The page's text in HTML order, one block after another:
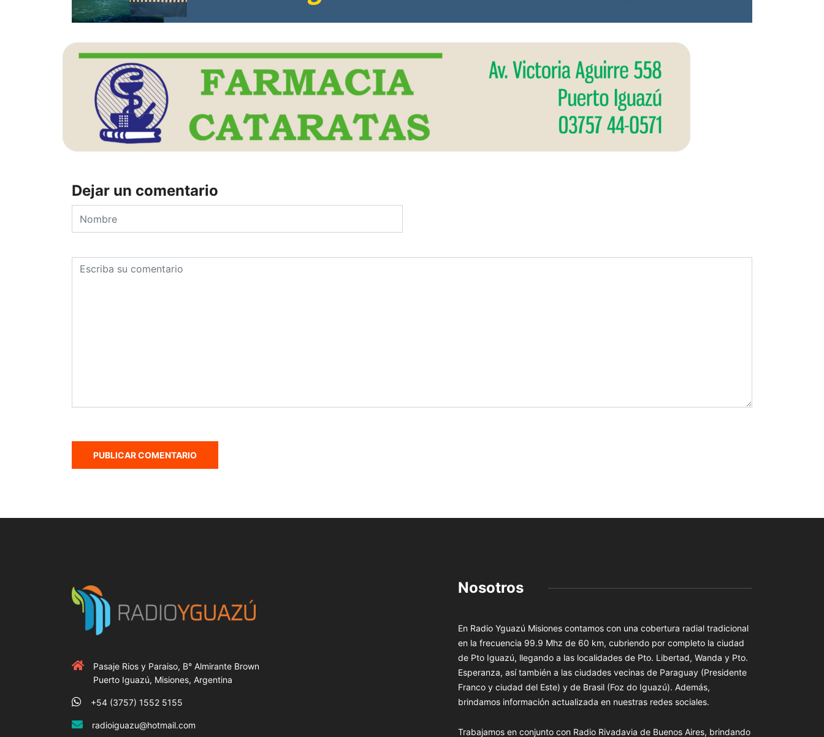
Dejar un comentario
Pasaje Rios y Paraiso, B° Almirante Brown
Puerto Iguazú, Misiones, Argentina
+54 (3757) 1552 5155
radioiguazu@hotmail.com
Nosotros
En Radio Yguazú Misiones contamos con una cobertura radial tradicional
en la frecuencia 99.9 Mhz de 60 km, cubriendo por completo la ciudad
de Pto Iguazú, llegando a las localidades de Pto. Libertad, Wanda y Pto.
Esperanza, así también a las ciudades vecinas de Paraguay (Presidente
Franco y ciudad del Este) y de Brasil (Foz do Iguazú). Además,
brindamos información actualizada en nuestras redes sociales.
Trabajamos en conjunto con Radio Rivadavia de Buenos Aires, brindando